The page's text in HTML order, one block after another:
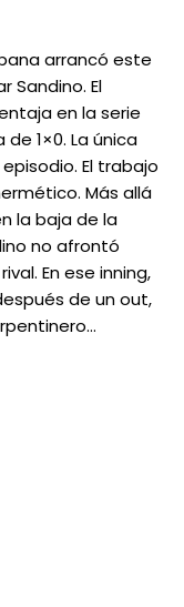
arrancó este
Sandino. El
en la serie
1×0. La única
El trabajo
Más allá
la baja de la
no afrontó
En ese inning,
de un out,